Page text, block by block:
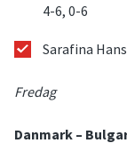
4-6, 0-6
Sarafina
Fredag
Danmark –